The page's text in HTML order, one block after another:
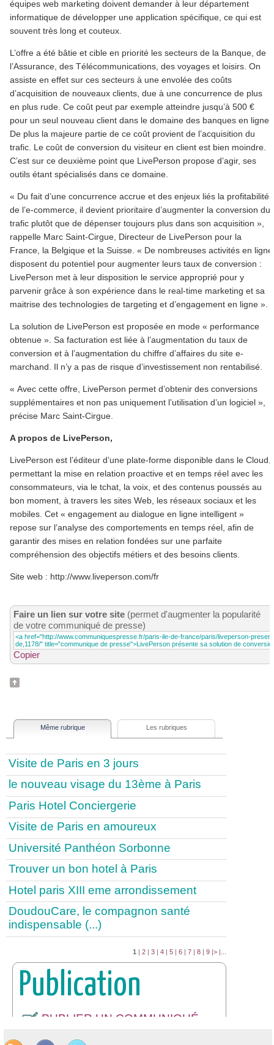
équipes web marketing doivent demander à leur département
informatique de développer une application spécifique, ce qui est
souvent très long et couteux.
L’offre a été bâtie et cible en priorité les secteurs de la Banque, de
l’Assurance, des Télécommunications, des voyages et loisirs. On
assiste en effet sur ces secteurs à une envolée des coûts
d’acquisition de nouveaux clients, due à une concurrence de plus
en plus rude. Ce coût peut par exemple atteindre jusqu’à 500 €
pour un seul nouveau client dans le domaine des banques en ligne.
De plus la majeure partie de ce coût provient de l’acquisition du
trafic. Le coût de conversion du visiteur en client est bien moindre.
C’est sur ce deuxième point que LivePerson propose d’agir, ses
outils étant spécialisés dans ce domaine.
« Du fait d’une concurrence accrue et des enjeux liés la profitabilité
de l’e-commerce, il devient prioritaire d’augmenter la conversion du
trafic plutôt que de dépenser toujours plus dans son acquisition »,
rappelle Marc Saint-Cirgue, Directeur de LivePerson pour la
France, la Belgique et la Suisse. « De nombreuses activités en ligne
disposent du potentiel pour augmenter leurs taux de conversion :
LivePerson met à leur disposition le service approprié pour y
parvenir grâce à son expérience dans le real-time marketing et sa
maitrise des technologies de targeting et d’engagement en ligne ».
La solution de LivePerson est proposée en mode « performance
obtenue ». Sa facturation est liée à l’augmentation du taux de
conversion et à l’augmentation du chiffre d’affaires du site e-
marchand. Il n’y a pas de risque d’investissement non rentabilisé.
« Avec cette offre, LivePerson permet d’obtenir des conversions
supplémentaires et non pas uniquement l’utilisation d’un logiciel »,
précise Marc Saint-Cirgue.
A propos de LivePerson,
LivePerson est l’éditeur d’une plate-forme disponible dans le Cloud,
permettant la mise en relation proactive et en temps réel avec les
consommateurs, via le tchat, la voix, et des contenus poussés au
bon moment, à travers les sites Web, les réseaux sociaux et les
mobiles. Cet « engagement au dialogue en ligne intelligent »
repose sur l’analyse des comportements en temps réel, afin de
garantir des mises en relation fondées sur une parfaite
compréhension des objectifs métiers et des besoins clients.
Site web : http://www.liveperson.com/fr
Faire un lien sur votre site (permet d'augmenter la popularité
de votre communiqué de presse)
Copier
Même rubrique Les rubriques
Visite de Paris en 3 jours
le nouveau visage du 13ème à Paris
Paris Hotel Conciergerie
Visite de Paris en amoureux
Université Panthéon Sorbonne
Trouver un bon hotel à Paris
Hotel paris XIII eme arrondissement
DoudouCare, le compagnon santé
indispensable (...)
1 |2 |3 |4 |5 |6 |7 |8 |9 |>
Publication
PUBLIER UN COMMUNIQUÉ